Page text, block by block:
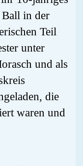
Ball in der
Teil
unter
und als
die
waren und